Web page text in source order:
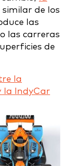
de los
las
las carreras
de
la
la IndyCar